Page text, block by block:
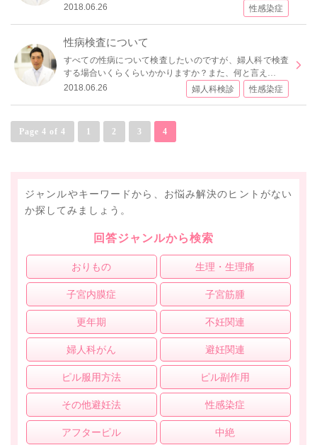
2018.06.26
性感染症
性病検査について
すべての性病について検査したいのですが、婦人科で検査
する場合いくらくらいかかりますか？また、何と言え…
2018.06.26
婦人科検診 性感染症
Page 4 of 4 1 2 3 4
ジャンルやキーワードから、お悩み解決のヒントがない
か探してみましょう。
回答ジャンルから検索
おりもの 生理・生理痛
子宮内膜症 子宮筋腫
更年期 不妊関連
婦人科がん 避妊関連
ピル服用方法 ピル副作用
その他避妊法 性感染症
アフターピル 中絶